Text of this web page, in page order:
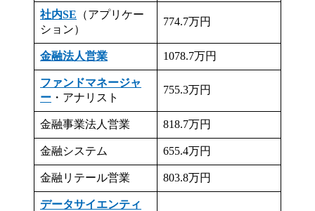
社内SE （アプリケー
ション）
774.7万円
金融法人営業 1078.7万円
ファンドマネージャ
ー ・アナリスト
755.3万円
金融事業法人営業 818.7万円
金融システム 655.4万円
金融リテール営業 803.8万円
データサイエンティ